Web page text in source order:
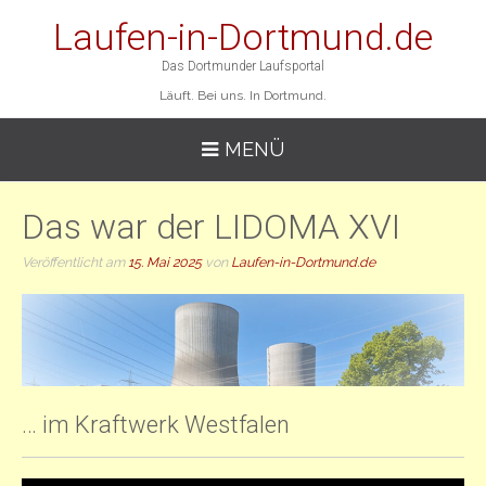
Laufen-in-Dortmund.de
Das Dortmunder Laufsportal
Läuft. Bei uns. In Dortmund.
MENÜ
Das war der LIDOMA XVI
Veröffentlicht am 15. Mai 2025von Laufen-in-Dortmund.de
… im Kraftwerk Westfalen